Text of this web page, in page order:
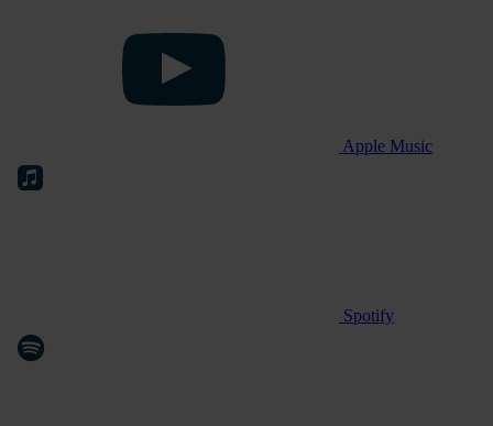
Apple Music
Spotify